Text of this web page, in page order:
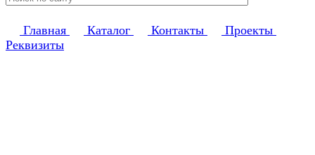
Главная Каталог Контакты
Проекты
Реквизиты